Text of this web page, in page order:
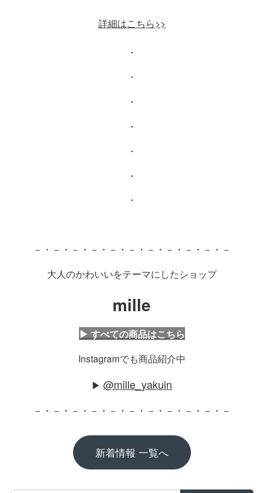
詳細はこちら>>
・
・
・
・
・
・
・
－・－・－・－・－・－・－・－・－・－・－
大人のかわいいをテーマにしたショップ
mille
▶ すべての商品はこちら
Instagramでも商品紹介中
▶@mille_yakuin
－・－・－・－・－・－・－・－・－・－・－
新着情報 一覧へ